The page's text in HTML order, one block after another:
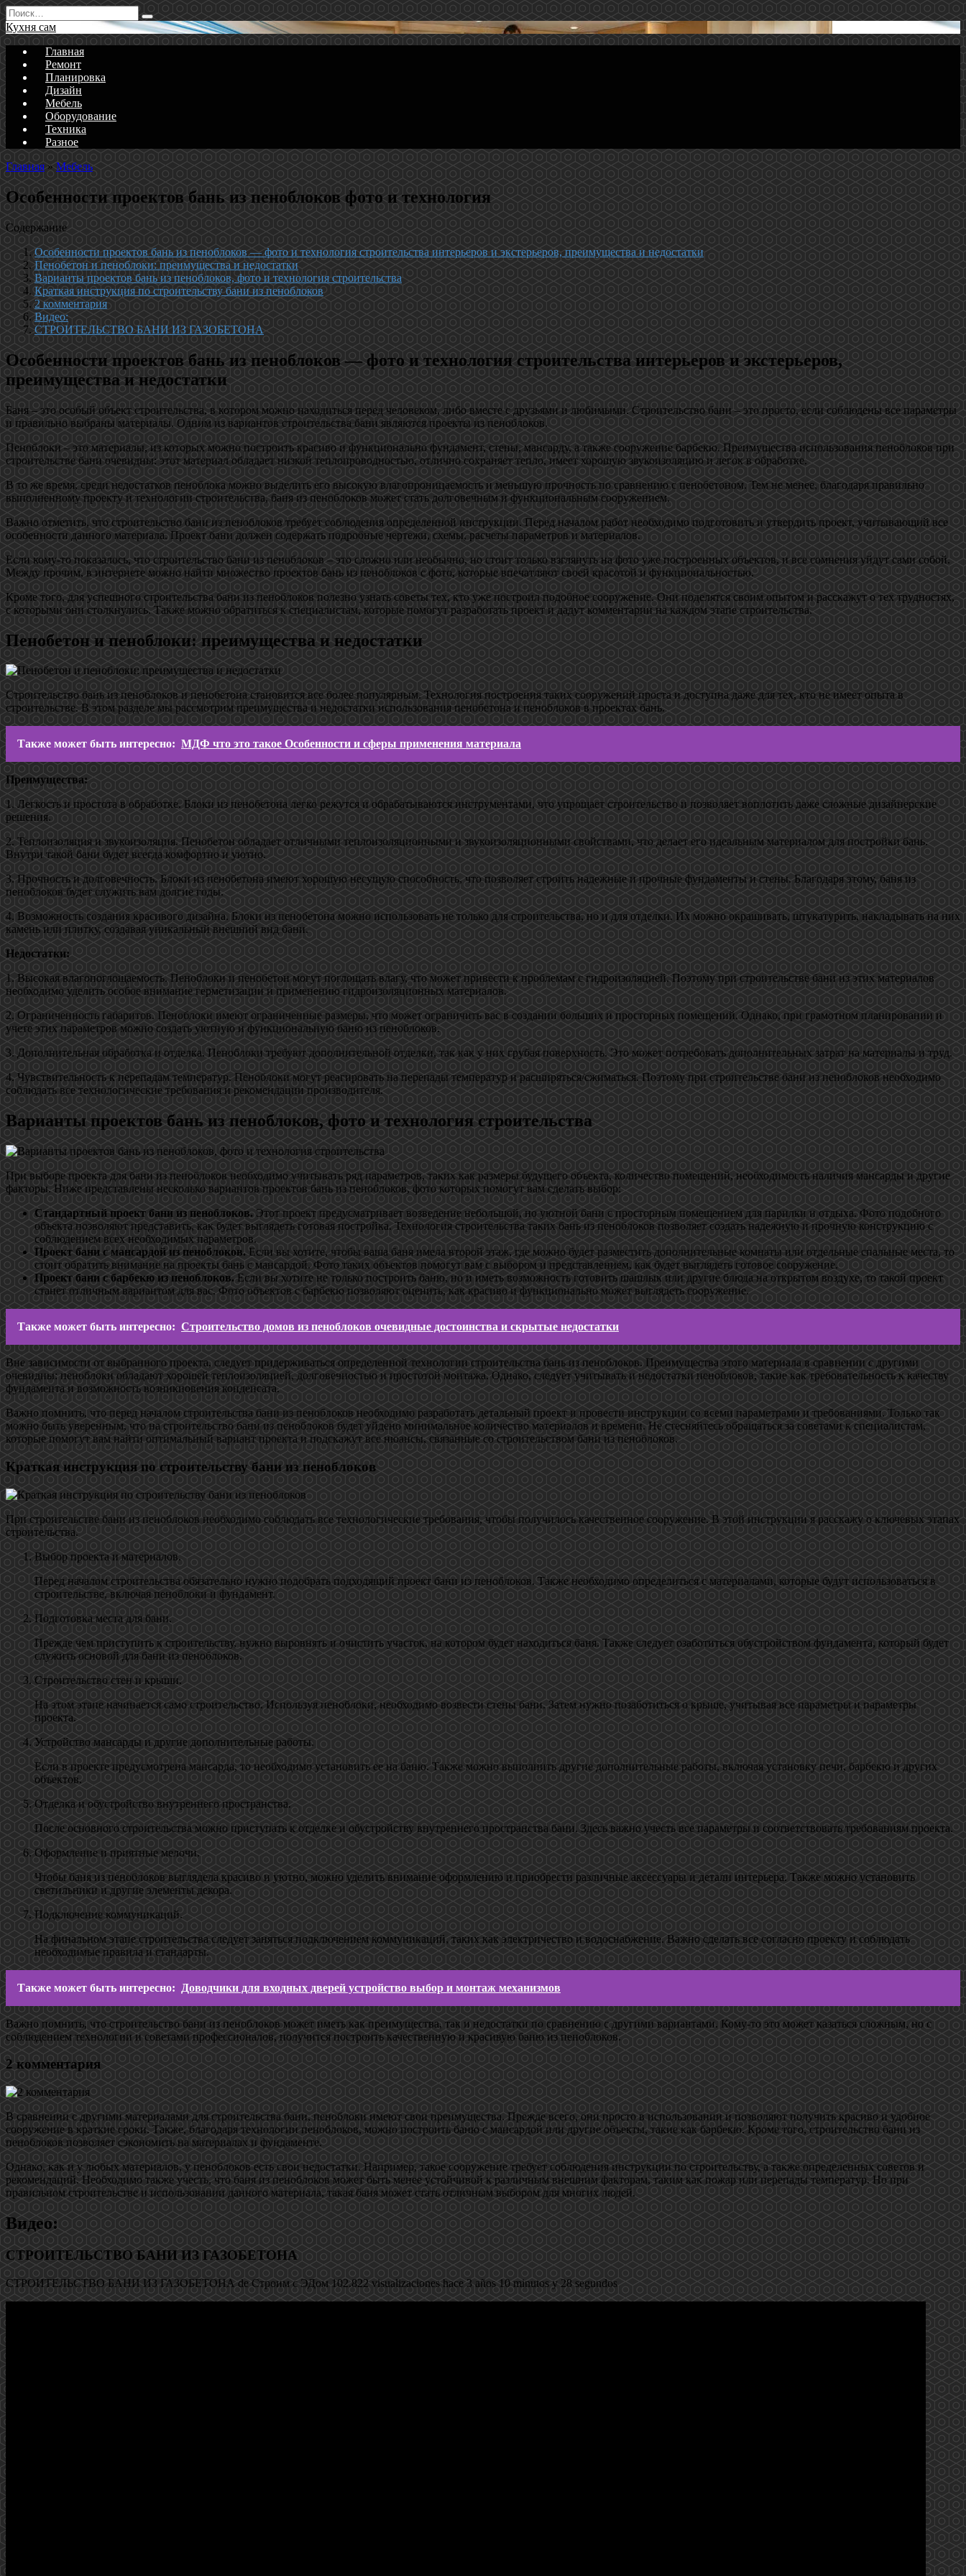
Перейти
к
содержанию
Search
for:
Кухня сам
Главная
Ремонт
Планировка
Дизайн
Мебель
Оборудование
Техника
Разное
Главная » Мебель
Особенности проектов бань из пеноблоков фото и технология
Содержание
Особенности проектов бань из пеноблоков — фото и технология строительства интерьеров и экстерьеров, преимущества и недостатки
Пенобетон и пеноблоки: преимущества и недостатки
Варианты проектов бань из пеноблоков, фото и технология строительства
Краткая инструкция по строительству бани из пеноблоков
2 комментария
Видео:
СТРОИТЕЛЬСТВО БАНИ ИЗ ГАЗОБЕТОНА
Особенности проектов бань из пеноблоков — фото и технология строительства интерьеров и экстерьеров,
преимущества и недостатки
Баня – это особый объект строительства, в котором можно находиться перед человеком, либо вместе с друзьями и любимыми. Строительство бани – это просто, если соблюдены все параметры
и правильно выбраны материалы. Одним из вариантов строительства бани являются проекты из пеноблоков.
Пеноблоки – это материалы, из которых можно построить красиво и функционально фундамент, стены, мансарду, а также сооружение барбекю. Преимущества использования пеноблоков при
строительстве бани очевидны: этот материал обладает низкой теплопроводностью, отлично сохраняет тепло, имеет хорошую звукоизоляцию и легок в обработке.
В то же время, среди недостатков пеноблока можно выделить его высокую влагопроницаемость и меньшую прочность по сравнению с пенобетоном. Тем не менее, благодаря правильно
выполненному проекту и технологии строительства, баня из пеноблоков может стать долговечным и функциональным сооружением.
Важно отметить, что строительство бани из пеноблоков требует соблюдения определенной инструкции. Перед началом работ необходимо подготовить и утвердить проект, учитывающий все
особенности данного материала. Проект бани должен содержать подробные чертежи, схемы, расчеты параметров и материалов.
Если кому-то показалось, что строительство бани из пеноблоков – это сложно или необычно, но стоит только взглянуть на фото уже построенных объектов, и все сомнения уйдут сами собой.
Между прочим, в интернете можно найти множество проектов бань из пеноблоков с фото, которые впечатляют своей красотой и функциональностью.
Кроме того, для успешного строительства бани из пеноблоков полезно узнать советы тех, кто уже построил подобное сооружение. Они поделятся своим опытом и расскажут о тех трудностях,
с которыми они столкнулись. Также можно обратиться к специалистам, которые помогут разработать проект и дадут комментарии на каждом этапе строительства.
Пенобетон и пеноблоки: преимущества и недостатки
Строительство бань из пеноблоков и пенобетона становится все более популярным. Технология построения таких сооружений проста и доступна даже для тех, кто не имеет опыта в
строительстве. В этом разделе мы рассмотрим преимущества и недостатки использования пенобетона и пеноблоков в проектах бань.
Также может быть интересно: МДФ что это такое Особенности и сферы применения материала
Преимущества:
1. Легкость и простота в обработке. Блоки из пенобетона легко режутся и обрабатываются инструментами, что упрощает строительство и позволяет воплотить даже сложные дизайнерские
решения.
2. Теплоизоляция и звукоизоляция. Пенобетон обладает отличными теплоизоляционными и звукоизоляционными свойствами, что делает его идеальным материалом для постройки бань.
Внутри такой бани будет всегда комфортно и уютно.
3. Прочность и долговечность. Блоки из пенобетона имеют хорошую несущую способность, что позволяет строить надежные и прочные фундаменты и стены. Благодаря этому, баня из
пеноблоков будет служить вам долгие годы.
4. Возможность создания красивого дизайна. Блоки из пенобетона можно использовать не только для строительства, но и для отделки. Их можно окрашивать, штукатурить, накладывать на них
камень или плитку, создавая уникальный внешний вид бани.
Недостатки:
1. Высокая влагопоглощаемость. Пеноблоки и пенобетон могут поглощать влагу, что может привести к проблемам с гидроизоляцией. Поэтому при строительстве бани из этих материалов
необходимо уделить особое внимание герметизации и применению гидроизоляционных материалов.
2. Ограниченность габаритов. Пеноблоки имеют ограниченные размеры, что может ограничить вас в создании больших и просторных помещений. Однако, при грамотном планировании и
учете этих параметров можно создать уютную и функциональную баню из пеноблоков.
3. Дополнительная обработка и отделка. Пеноблоки требуют дополнительной отделки, так как у них грубая поверхность. Это может потребовать дополнительных затрат на материалы и труд.
4. Чувствительность к перепадам температур. Пеноблоки могут реагировать на перепады температур и расширяться/сжиматься. Поэтому при строительстве бани из пеноблоков необходимо
соблюдать все технологические требования и рекомендации производителя.
Варианты проектов бань из пеноблоков, фото и технология строительства
При выборе проекта для бани из пеноблоков необходимо учитывать ряд параметров, таких как размеры будущего объекта, количество помещений, необходимость наличия мансарды и другие
факторы. Ниже представлены несколько вариантов проектов бань из пеноблоков, фото которых помогут вам сделать выбор:
Стандартный проект бани из пеноблоков.Этот проект предусматривает возведение небольшой, но уютной бани с просторным помещением для парилки и отдыха. Фото подобного
объекта позволяют представить, как будет выглядеть готовая постройка. Технология строительства таких бань из пеноблоков позволяет создать надежную и прочную конструкцию с
соблюдением всех необходимых параметров.
Проект бани с мансардой из пеноблоков.Если вы хотите, чтобы ваша баня имела второй этаж, где можно будет разместить дополнительные комнаты или отдельные спальные места, то
стоит обратить внимание на проекты бань с мансардой. Фото таких объектов помогут вам с выбором и представлением, как будет выглядеть готовое сооружение.
Проект бани с барбекю из пеноблоков.Если вы хотите не только построить баню, но и иметь возможность готовить шашлык или другие блюда на открытом воздухе, то такой проект
станет отличным вариантом для вас. Фото объектов с барбекю позволяют оценить, как красиво и функционально может выглядеть сооружение.
Также может быть интересно: Строительство домов из пеноблоков очевидные достоинства и скрытые недостатки
Вне зависимости от выбранного проекта, следует придерживаться определенной технологии строительства бань из пеноблоков. Преимущества этого материала в сравнении с другими
очевидны: пеноблоки обладают хорошей теплоизоляцией, долговечностью и простотой монтажа. Однако, следует учитывать и недостатки пеноблоков, такие как требовательность к качеству
фундамента и возможность возникновения конденсата.
Важно помнить, что перед началом строительства бани из пеноблоков необходимо разработать детальный проект и провести инструкции со всеми параметрами и требованиями. Только так
можно быть уверенным, что на строительство бани из пеноблоков будет уйдено минимальное количество материалов и времени. Не стесняйтесь обращаться за советами к специалистам,
которые помогут вам найти оптимальный вариант проекта и подскажут все нюансы, связанные со строительством бани из пеноблоков.
Краткая инструкция по строительству бани из пеноблоков
При строительстве бани из пеноблоков необходимо соблюдать все технологические требования, чтобы получилось качественное сооружение. В этой инструкции я расскажу о ключевых этапах
строительства.
Выбор проекта и материалов.
Перед началом строительства обязательно нужно подобрать подходящий проект бани из пеноблоков. Также необходимо определиться с материалами, которые будут использоваться в
строительстве, включая пеноблоки и фундамент.
Подготовка места для бани.
Прежде чем приступить к строительству, нужно выровнять и очистить участок, на котором будет находиться баня. Также следует озаботиться обустройством фундамента, который будет
служить основой для бани из пеноблоков.
Строительство стен и крыши.
На этом этапе начинается само строительство. Используя пеноблоки, необходимо возвести стены бани. Затем нужно позаботиться о крыше, учитывая все параметры и параметры
проекта.
Устройство мансарды и другие дополнительные работы.
Если в проекте предусмотрена мансарда, то необходимо установить ее на баню. Также можно выполнить другие дополнительные работы, включая установку печи, барбекю и других
объектов.
Отделка и обустройство внутреннего пространства.
После основного строительства можно приступать к отделке и обустройству внутреннего пространства бани. Здесь важно учесть все параметры и соответствовать требованиям проекта.
Оформление и приятные мелочи.
Чтобы баня из пеноблоков выглядела красиво и уютно, можно уделить внимание оформлению и приобрести различные аксессуары и детали интерьера. Также можно установить
светильники и другие элементы декора.
Подключение коммуникаций.
На финальном этапе строительства следует заняться подключением коммуникаций, таких как электричество и водоснабжение. Важно сделать все согласно проекту и соблюдать
необходимые правила и стандарты.
Также может быть интересно: Доводчики для входных дверей устройство выбор и монтаж механизмов
Важно помнить, что строительство бани из пеноблоков может иметь как преимущества, так и недостатки по сравнению с другими вариантами. Кому-то это может казаться сложным, но с
соблюдением технологии и советами профессионалов, получится построить качественную и красивую баню из пеноблоков.
2 комментария
В сравнении с другими материалами для строительства бани, пеноблоки имеют свои преимущества. Прежде всего, они просто в использовании и позволяют получить красиво и удобное
сооружение в краткие сроки. Также, благодаря технологии пеноблоков, можно построить баню с мансардой или другие объекты, такие как барбекю. Кроме того, строительство бани из
пеноблоков позволяет сэкономить на материалах и фундаменте.
Однако, как и у любых материалов, у пеноблоков есть свои недостатки. Например, такое сооружение требует соблюдения инструкции по строительству, а также определенных советов и
рекомендаций. Необходимо также учесть, что баня из пеноблоков может быть менее устойчивой к различным внешним факторам, таким как пожар или перепады температур. Но при
правильном строительстве и использовании данного материала, такая баня может стать отличным выбором для многих людей.
Видео:
СТРОИТЕЛЬСТВО БАНИ ИЗ ГАЗОБЕТОНА
СТРОИТЕЛЬСТВО БАНИ ИЗ ГАЗОБЕТОНА de Строим с ЭДом 102.822 visualizaciones hace 3 años 10 minutos y 28 segundos